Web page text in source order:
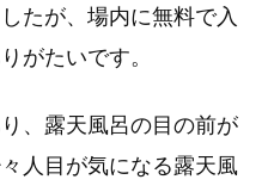
たが、場内に無料で入
がたいです。
、露天風呂の目の前が
人目が気になる露天風